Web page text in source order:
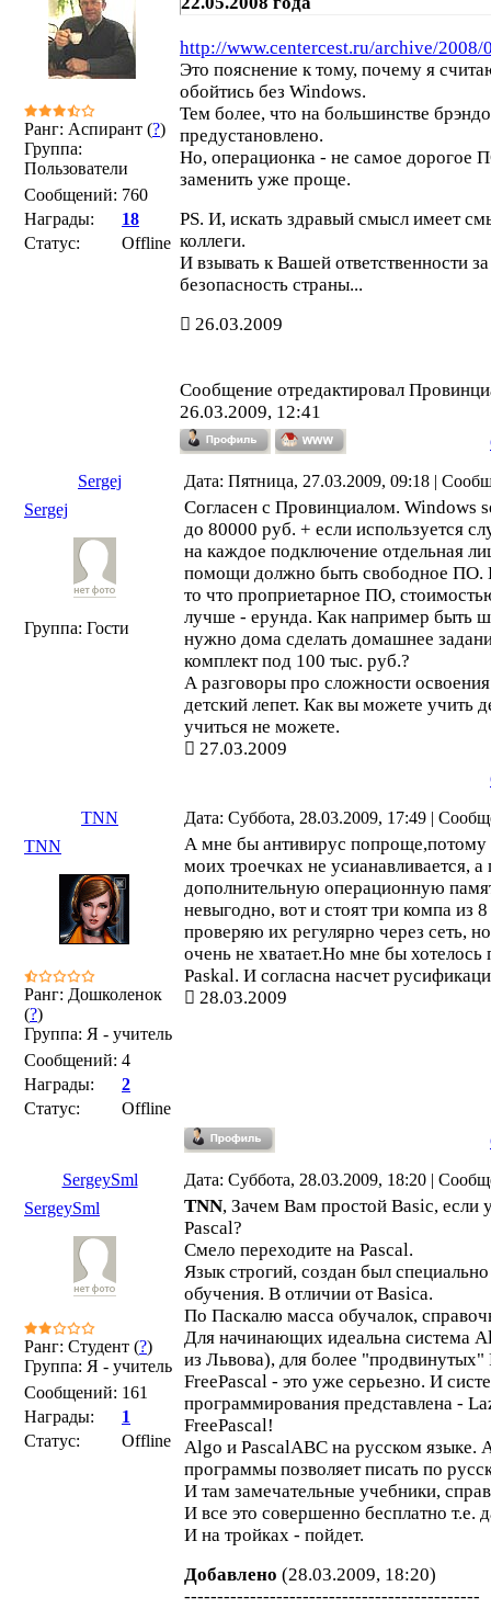
Ранг: Аспирант (?)
Группа:
Пользователи
Сообщений: 760
Награды:
18
Статус:
Offline
http://www.centercest.ru/archive/2008/
Это пояснение к тому, почему я
обойтись без Windows.
Тем более, что на большинстве
предустановлено.
Но, операционка - не самое дорогое
заменить уже проще.
PS. И, искать здравый смысл имеет
коллеги.
И взывать к Вашей ответственности
безопасность страны...
26.03.2009
Сообщение отредактировал
26.03.2009, 12:41
Sergej
Дата: Пятница, 27.03.2009, 09:18 |
Sergej
Группа: Гости
Согласен с Провинциалом. Windows
до 80000 руб. + если используется
на каждое подключение отдельная
помощи должно быть свободное ПО.
то что проприетарное ПО,
лучше - ерунда. Как например быть
нужно дома сделать домашнее
комплект под 100 тыс. руб.?
А разговоры про сложности
детский лепет. Как вы можете учить
учиться не можете.
27.03.2009
TNN
Дата: Суббота, 28.03.2009, 17:49 |
TNN
Ранг: Дошколенок
(?)
Группа: Я - учитель
Сообщений: 4
Награды:
2
Статус:
Offline
А мне бы антивирус попроще,потому
моих троечках не усианавливается, а
дополнительную операционную
невыгодно, вот и стоят три компа из
проверяю их регулярно через сеть,
очень не хватает.Но мне бы хотелось
Paskal. И согласна насчет
28.03.2009
SergeySml
Дата: Суббота, 28.03.2009, 18:20 |
SergeySml
Ранг: Студент (?)
Группа: Я - учитель
Сообщений: 161
Награды:
1
Статус:
Offline
TNN, Зачем Вам простой Basic, если
Pascal?
Смело переходите на Pascal.
Язык строгий, создан был
обучения. В отличии от Basicа.
По Паскалю масса обучалок,
Для начинающих идеальна система
из Львова), для более "продвинутых"
FreePascal - это уже серьезно. И
программирования представлена -
FreePascal!
Algo и PascalABC на русском языке.
программы позволяет писать по
И там замечательные учебники,
И все это совершенно бесплатно т.е.
И на тройках - пойдет.
Добавлено (28.03.2009, 18:20)
---------------------------------------------